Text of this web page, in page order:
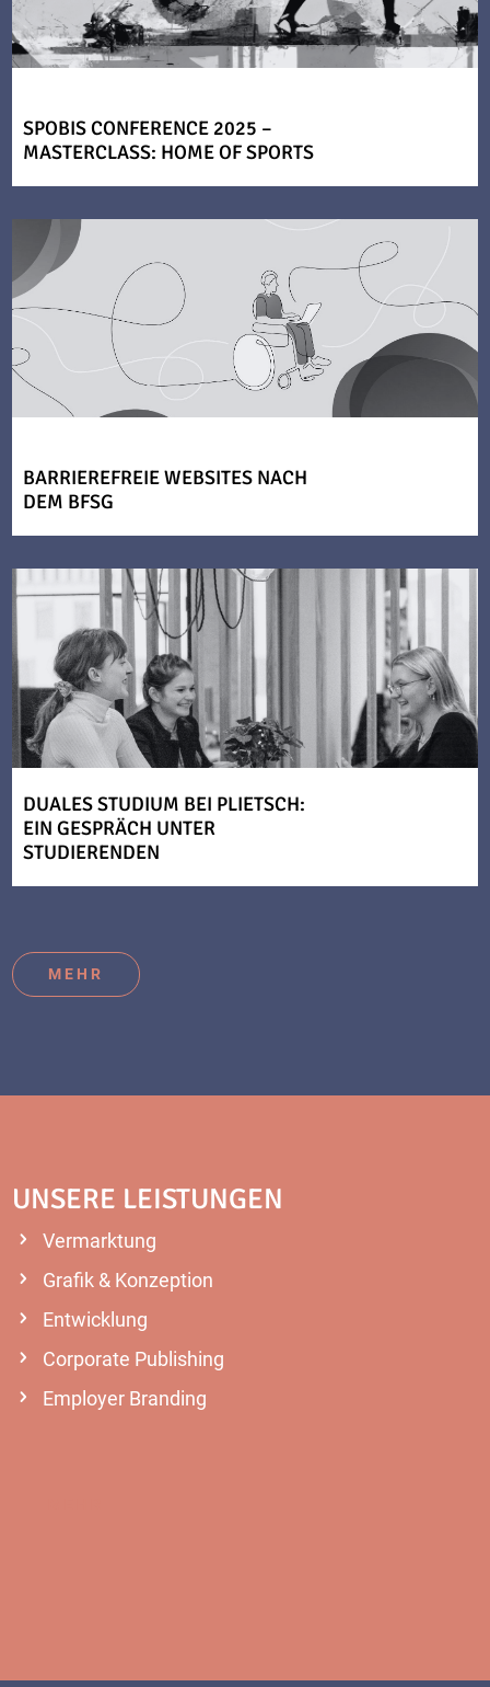
SPOBIS CONFERENCE 2025 –
MASTERCLASS: HOME OF SPORTS
BARRIEREFREIE WEBSITES NACH
DEM BFSG
DUALES STUDIUM BEI PLIETSCH:
EIN GESPRÄCH UNTER
STUDIERENDEN
MEHR
UNSERE LEISTUNGEN
Vermarktung
Grafik & Konzeption
Entwicklung
Corporate Publishing
Employer Branding